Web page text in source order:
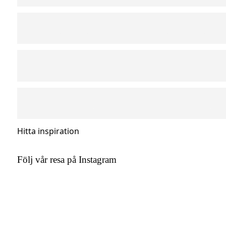
Hitta inspiration
Följ vår resa på Instagram